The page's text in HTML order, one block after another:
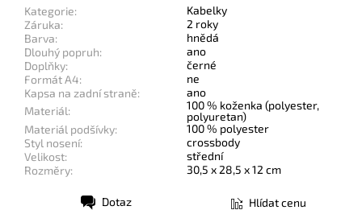
Kategorie:
Kabelky
Záruka:
2 roky
Barva:
hnědá
Dlouhý popruh:
ano
Doplňky:
černé
Formát A4:
ne
Kapsa na zadní straně:
ano
Materiál:
100 % koženka (polyester,
polyuretan)
Materiál podšívky:
100 % polyester
Styl nosení:
crossbody
Velikost:
střední
Rozměry:
30,5 x 28,5 x 12 cm
Dotaz Hlídat cenu